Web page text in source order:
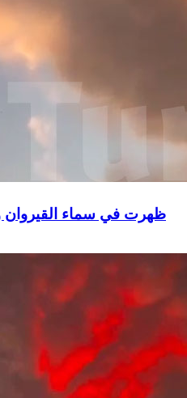
ظهرت في سماء القيروان